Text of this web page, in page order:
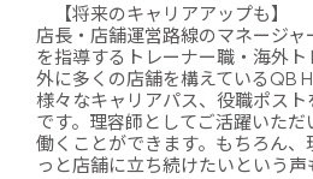
【将来のキャリアアップも】
店長・店舗運営路線のマネージ
を指導するトレーナー職・海外
外に多くの店舗を構えているQB
様々なキャリアパス、役職ポス
です。理容師としてご活躍いた
働くことができます。もちろん
っと店舗に立ち続けたいという声